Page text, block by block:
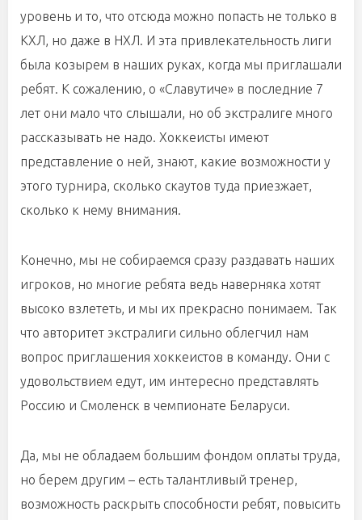
уровень и то, что отсюда можно попасть не только в
КХЛ, но даже в НХЛ. И эта привлекательность лиги
была козырем в наших руках, когда мы приглашали
ребят. К сожалению, о «Славутиче» в последние 7
лет они мало что слышали, но об экстралиге много
рассказывать не надо. Хоккеисты имеют
представление о ней, знают, какие возможности у
этого турнира, сколько скаутов туда приезжает,
сколько к нему внимания.
Конечно, мы не собираемся сразу раздавать наших
игроков, но многие ребята ведь наверняка хотят
высоко взлететь, и мы их прекрасно понимаем. Так
что авторитет экстралиги сильно облегчил нам
вопрос приглашения хоккеистов в команду. Они с
удовольствием едут, им интересно представлять
Россию и Смоленск в чемпионате Беларуси.
Да, мы не обладаем большим фондом оплаты труда,
но берем другим – есть талантливый тренер,
возможность раскрыть способности ребят, повысить